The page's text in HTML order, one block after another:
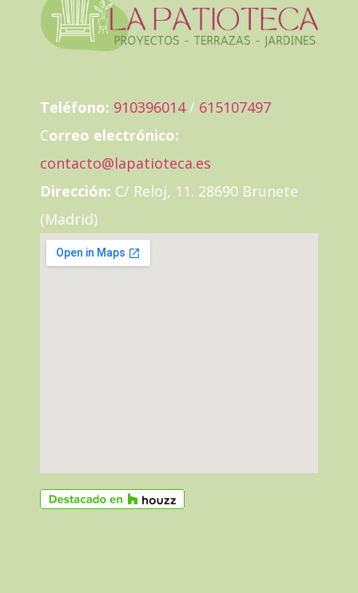
Teléfono: 910396014/ 615107497
Correo electrónico:
contacto@lapatioteca.es
Dirección: C/ Reloj, 11. 28690 Brunete
(Madrid)